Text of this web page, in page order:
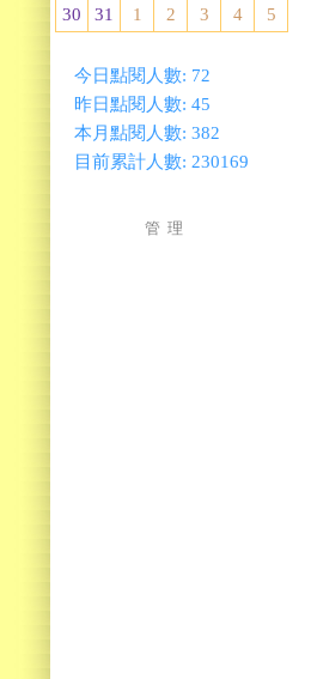
30
31 1 2 3 4 5
今日點閱人數: 72
昨日點閱人數: 45
本月點閱人數: 382
目前累計人數: 230169
管 理